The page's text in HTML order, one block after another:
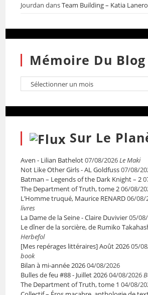
Jourdan dansTeam Building – Katia
Mémoire Du Blog
Sur Le
Aven - Lilian Bathelot07/08/2026Le Maki
Not Like Other Girls - AL Goldfuss07/08/
Batman – Legends of the Dark Knight – 2
The Department of Truth, tome 206/08/
L’Homme truqué, Maurice RENARD06/08/
livres
La Dame de la Seine - Claire Duvivier05/
Le dîner de la sorcière, de Rumiko
Herbefol
[Mes repérages littéraires] Août 202605/
book
Bilan à mi-année 202604/08/2026
Bulles de feu #88 - Juillet 202604/08/2026
The Department of Truth, tome 1 04/08/